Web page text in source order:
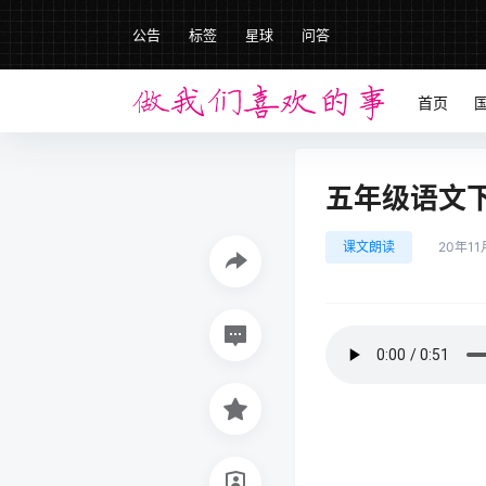
公告 标签 星球 问答
首页
五年级语文
课文朗读 20年11